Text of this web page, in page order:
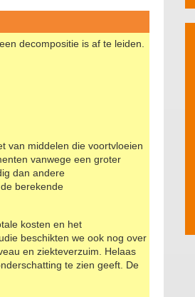
decompositie is af te leiden.
van middelen die voortvloeien
vanwege een groter
dan andere
berekende
kosten en het
beschikten we ook nog over
en ziekteverzuim. Helaas
te zien geeft. De